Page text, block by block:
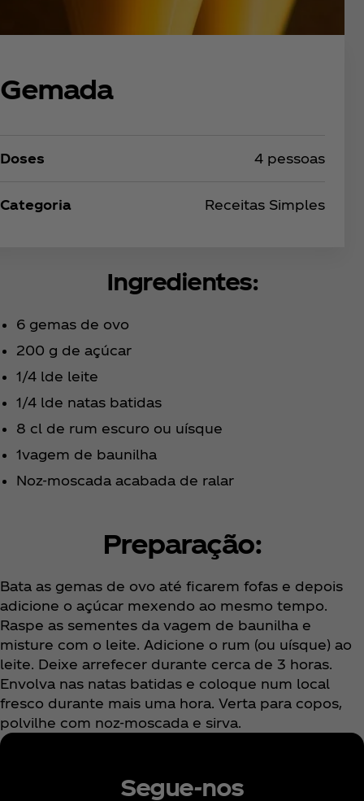
Gemada
Doses 4 pessoas
Categoria Receitas Simples
Ingredientes:
6 gemas de ovo
200 g de açúcar
1/4 lde leite
1/4 lde natas batidas
8 cl de rum escuro ou uísque
1vagem de baunilha
Noz-moscada acabada de ralar
Preparação:
Bata as gemas de ovo até ficarem fofas e depois
adicione o açúcar mexendo ao mesmo tempo.
Raspe as sementes da vagem de baunilha e
misture com o leite. Adicione o rum (ou uísque) ao
leite. Deixe arrefecer durante cerca de 3 horas.
Envolva nas natas batidas e coloque num local
fresco durante mais uma hora. Verta para copos,
polvilhe com noz-moscada e sirva.
Segue-nos